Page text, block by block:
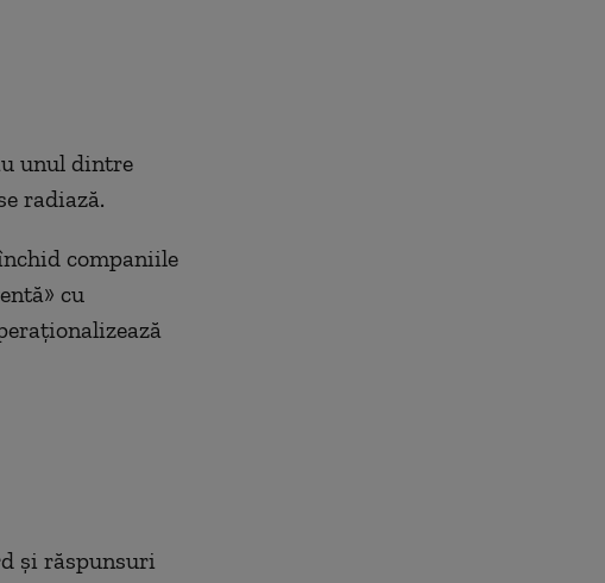
unul dintre
radiază.
companiile
cu
și răspunsuri